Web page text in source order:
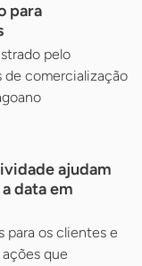
para
pelo
de comercialização
ajudam
data em
para os clientes e
que